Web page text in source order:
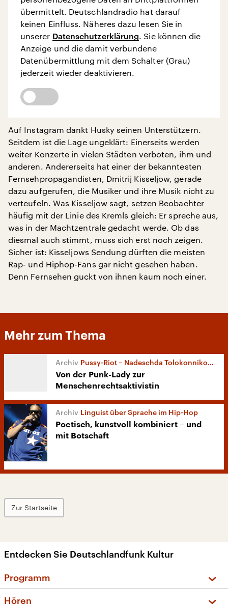
übermittelt. Deutschlandradio hat darauf
keinen Einfluss. Näheres dazu lesen Sie in
unserer Datenschutzerklärung. Sie können die
Anzeige und die damit verbundene
Datenübermittlung mit dem Schalter (Grau)
jederzeit wieder deaktivieren.
Auf Instagram dankt Husky seinen Unterstützern.
Seitdem ist die Lage ungeklärt: Einerseits werden
weiter Konzerte in vielen Städten verboten, ihm und
anderen. Andererseits hat einer der bekanntesten
Fernsehpropagandisten, Dmitrij Kisseljow, gerade
dazu aufgerufen, die Musiker und ihre Musik nicht zu
verteufeln. Was Kisseljow sagt, setzen Beobachter
häufig mit der Linie des Kremls gleich: Er spreche aus,
was in der Machtzentrale gedacht werde. Ob das
diesmal auch stimmt, muss sich erst noch zeigen.
Sicher ist: Kisseljows Sendung dürften die meisten
Rap- und Hiphop-Fans gar nicht gesehen haben.
Denn Fernsehen guckt von ihnen kaum noch einer.
Mehr zum Thema
Pussy-Riot – Nadeschda Tolokonnikowa
Von der Punk-Lady zur
Menschenrechtsaktivistin
Linguist über Sprache im Hip-Hop
Poetisch, kunstvoll kombiniert – und
mit Botschaft
Zur Startseite
Entdecken Sie Deutschlandfunk Kultur
Programm
Hören